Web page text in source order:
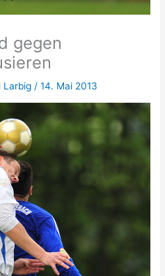
gegen
Larbig/14. Mai 2013